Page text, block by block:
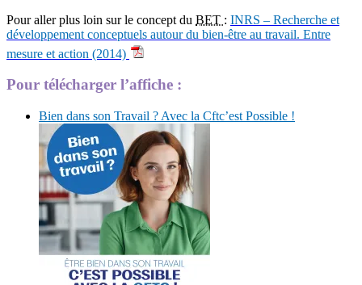
Pour aller plus loin sur le concept du BET : INRS – Recherche et
développement conceptuels autour du bien-être au travail. Entre
mesure et action (2014)
Pour télécharger l’affiche :
Bien dans son Travail ? Avec la Cftc’est Possible !